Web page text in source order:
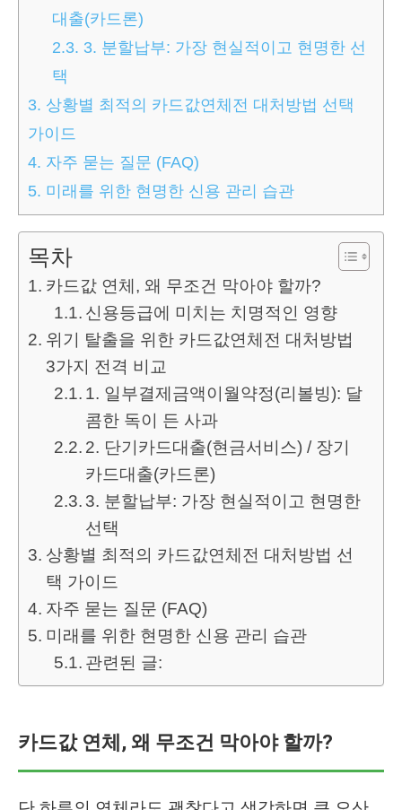
대출(카드론)
2.3. 3. 분할납부: 가장 현실적이고 현명한 선
택
3. 상황별 최적의 카드값연체전 대처방법 선택
가이드
4. 자주 묻는 질문 (FAQ)
5. 미래를 위한 현명한 신용 관리 습관
목차
카드값 연체, 왜 무조건 막아야 할까?
신용등급에 미치는 치명적인 영향
위기 탈출을 위한 카드값연체전 대처방법
3가지 전격 비교
1. 일부결제금액이월약정(리볼빙): 달
콤한 독이 든 사과
2. 단기카드대출(현금서비스) / 장기
카드대출(카드론)
3. 분할납부: 가장 현실적이고 현명한
선택
상황별 최적의 카드값연체전 대처방법 선
택 가이드
자주 묻는 질문 (FAQ)
미래를 위한 현명한 신용 관리 습관
관련된 글:
카드값 연체, 왜 무조건 막아야 할까?